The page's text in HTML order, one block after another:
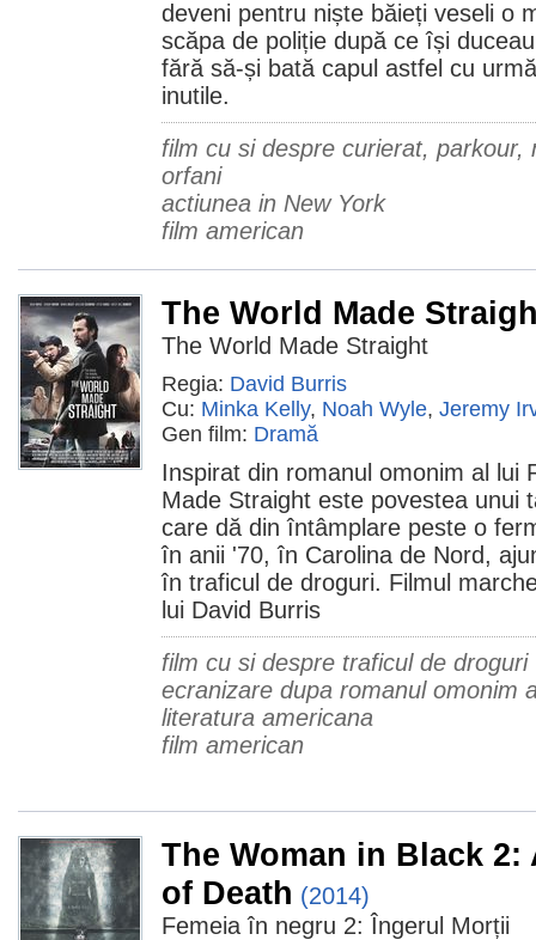
deveni pentru niște băieți veseli o
scăpa de poliție după ce își
fără să-și bată capul astfel cu
inutile.
film cu si despre curierat, parkour,
orfani
actiunea in New York
film american
The World Made
The World Made Straight
Regia: David Burris
Cu: Minka Kelly, Noah Wyle, Jeremy
Gen film: Dramă
Inspirat din romanul omonim al lui
Made Straight este povestea unui
care dă din întâmplare peste o
în anii '70, în Carolina de Nord,
în traficul de droguri. Filmul
lui David Burris
film cu si despre traficul de droguri
ecranizare dupa romanul omonim
literatura americana
film american
The Woman in Black 2:
of Death (2014)
Femeia în negru 2: Îngerul Morții